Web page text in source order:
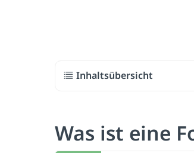
Inhaltsübersicht
Was ist eine